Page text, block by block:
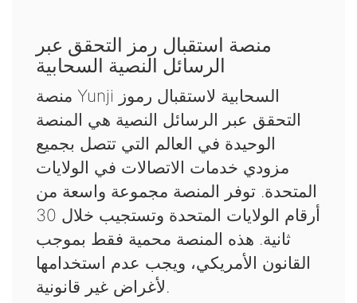
منصة استقبال رمز التحقق عبر
الرسائل النصية السحابية
منصة Yunji السحابية لاستقبال رموز
التحقق عبر الرسائل النصية هي المنصة
الوحيدة في العالم التي تتصل بجميع
مزودي خدمات الاتصالات في الولايات
المتحدة. توفر المنصة مجموعة واسعة من
أرقام الولايات المتحدة وتستجيب خلال 30
ثانية. هذه المنصة محمية فقط بموجب
القانون الأمريكي، ويجب عدم استخدامها
لأغراض غير قانونية.